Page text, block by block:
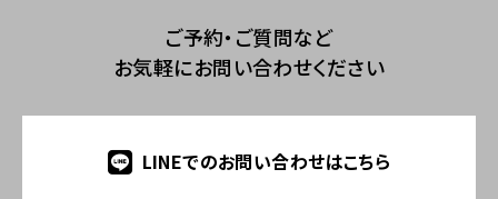
ご予約・ご質問など
お気軽にお問い合わせください
LINEでのお問い合わせはこちら